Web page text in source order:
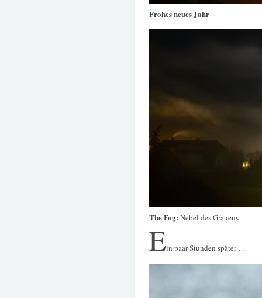
Frohes neues Jahr
The Fog: Nebel des Grauens
Ein paar Stunden später …